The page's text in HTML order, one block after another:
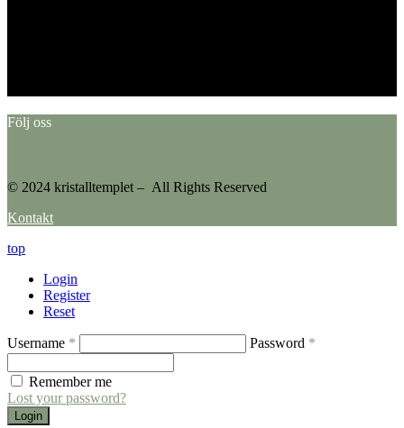
Följ oss
© 2024 kristalltemplet – All Rights Reserved
Kontakt
top
Login
Register
Reset
Username * Password *
Remember me
Lost your password?
Login